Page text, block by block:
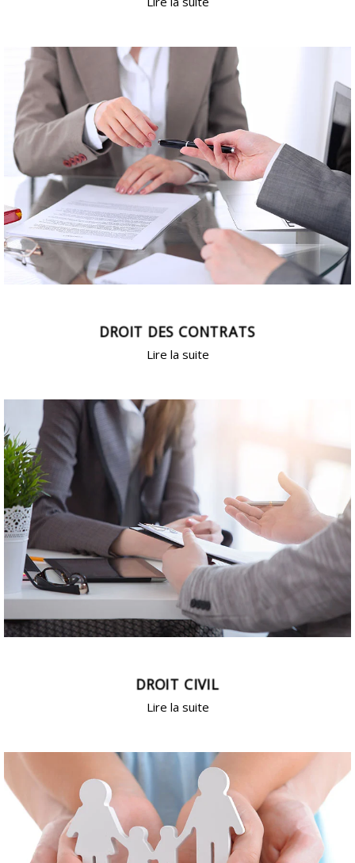
DROIT DES CONTRATS
Lire la suite
DROIT CIVIL
Lire la suite